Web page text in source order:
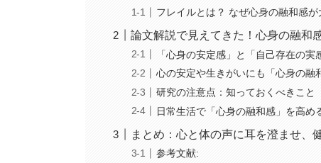
フレイルとは？ なぜ心身の融和感
論文解説で見えてきた！心身の融和
「心身の安定感」と「自己存在の
心の安定や生きがいにも「心身の融
研究の注意点：知っておくべきこと
日常生活で「心身の融和感」を高め
まとめ：心と体の声に耳を澄ませ、
参考文献: